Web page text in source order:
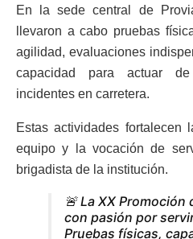
En la sede central de
llevaron a cabo pruebas
agilidad, evaluaciones
capacidad para actuar
incidentes en carretera.
Estas actividades fortalecen
equipo y la vocación de
brigadista de la institución.
🚨 La XX Promoción
con pasión por
Pruebas físicas,